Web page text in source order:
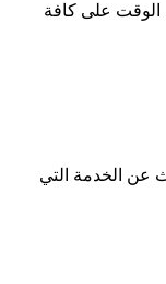
على كافة
عن الخدمة التي